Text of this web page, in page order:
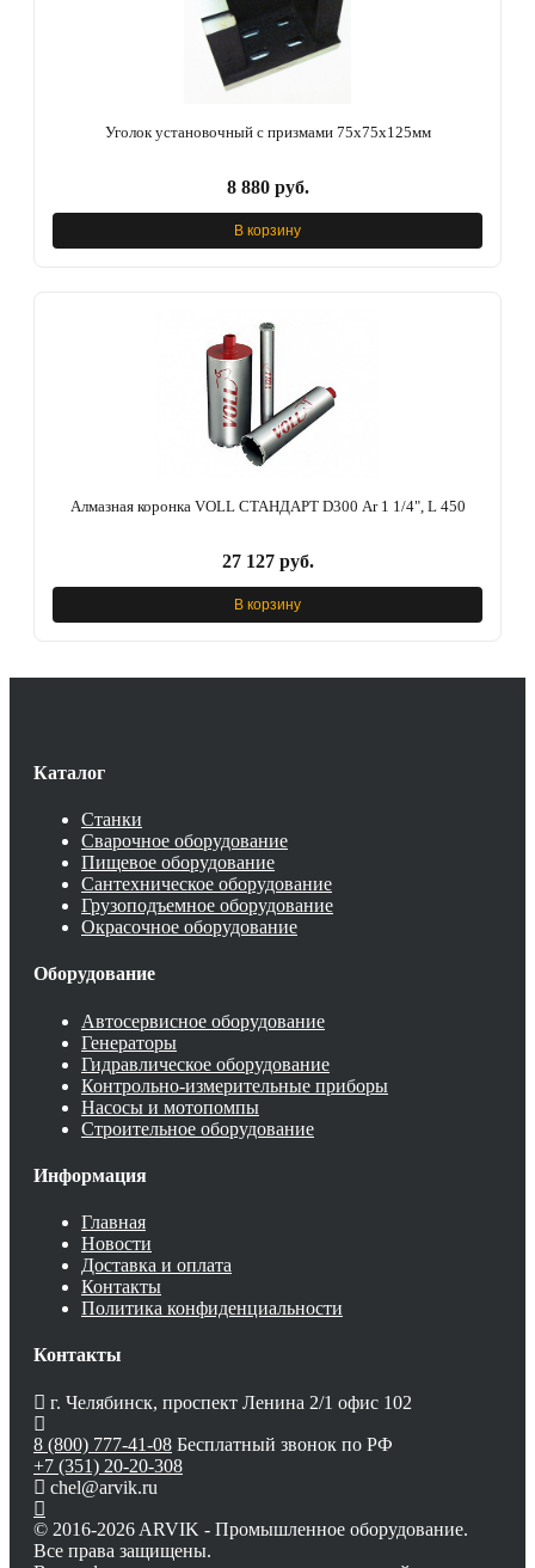
Уголок установочный с призмами 75х75х125мм
8 880 руб.
В корзину
Алмазная коронка VOLL СТАНДАРТ D300 Ar 1 1/4", L 450
27 127 руб.
В корзину
Каталог
Станки
Сварочное оборудование
Пищевое оборудование
Сантехническое оборудование
Грузоподъемное оборудование
Окрасочное оборудование
Оборудование
Автосервисное оборудование
Генераторы
Гидравлическое оборудование
Контрольно-измерительные приборы
Насосы и мотопомпы
Строительное оборудование
Информация
Главная
Новости
Доставка и оплата
Контакты
Политика конфиденциальности
Контакты
г. Челябинск, проспект Ленина 2/1 офис 102
8 (800) 777-41-08 Бесплатный звонок по РФ
+7 (351) 20-20-308
chel@arvik.ru
© 2016-2026 ARVIK - Промышленное оборудование.
Все права защищены.